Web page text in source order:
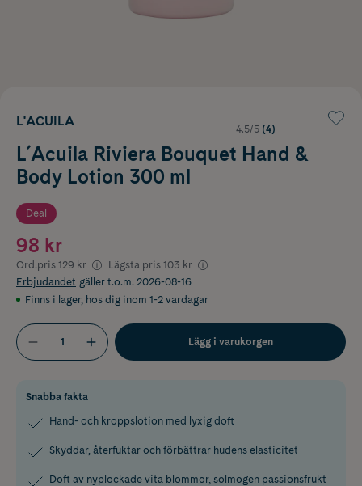
L'ACUILA
4.5/5 (4)
L´Acuila Riviera Bouquet Hand &
Body Lotion 300 ml
Deal
98 kr
Ord.pris 129 kr Lägsta pris 103 kr
Erbjudandet gäller t.o.m. 2026-08-16
Finns i lager, hos dig inom 1-2 vardagar
Lägg i varukorgen
Snabba fakta
Hand- och kroppslotion med lyxig doft
Skyddar, återfuktar och förbättrar hudens elasticitet
Doft av nyplockade vita blommor, solmogen passionsfrukt